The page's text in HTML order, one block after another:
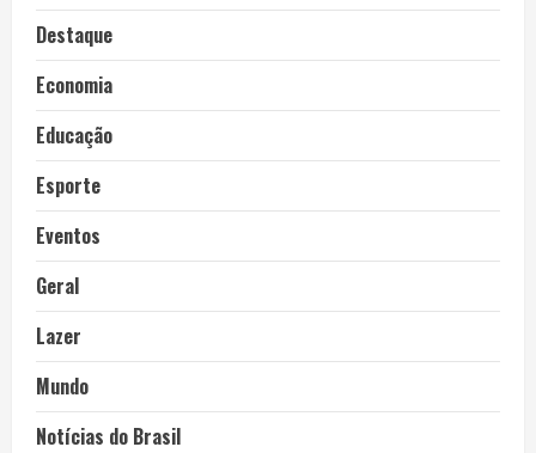
Destaque
Economia
Educação
Esporte
Eventos
Geral
Lazer
Mundo
Notícias do Brasil